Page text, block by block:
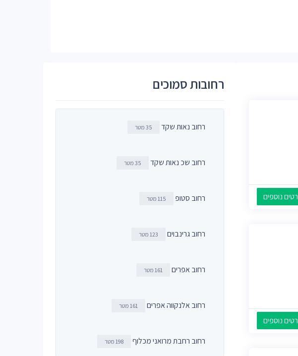
נוספים
נוספים
רחובות סמוכים
רחוב נאות שקד 35 מטר
רחוב שכ נאות שקד 35 מטר
רחוב סטופ 115 מטר
רחוב גרינבוים 123 מטר
רחוב אפרים 161 מטר
רחוב אלנקווה אפרים 161 מטר
רחוב רחבת מרואני מכלוף 198 מטר